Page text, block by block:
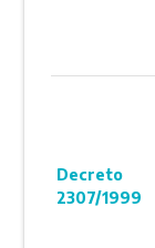
Decreto
2307/1999